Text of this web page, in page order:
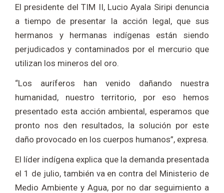
El presidente del TIM II, Lucio Ayala Siripi denuncia
a tiempo de presentar la acción legal, que sus
hermanos y hermanas indígenas están siendo
perjudicados y contaminados por el mercurio que
utilizan los mineros del oro.
“Los auríferos han venido dañando nuestra
humanidad, nuestro territorio, por eso hemos
presentado esta acción ambiental, esperamos que
pronto nos den resultados, la solución por este
daño provocado en los cuerpos humanos”, expresa.
El líder indígena explica que la demanda presentada
el 1 de julio, también va en contra del Ministerio de
Medio Ambiente y Agua, por no dar seguimiento a